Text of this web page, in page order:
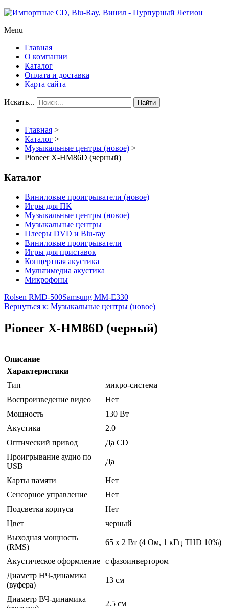
Menu
Главная
О компании
Каталог
Оплата и доставка
Карта сайта
Искать... Найти
Главная >
Каталог >
Музыкальные центры (новое) >
Pioneer X-HM86D (черный)
Каталог
Виниловые проигрыватели (новое)
Игры для ПК
Музыкальные центры (новое)
Музыкальные центры
Плееры DVD и Blu-ray
Виниловые проигрыватели
Игры для приставок
Концертная акустика
Мультимедиа акустика
Микрофоны
Rolsen RMD-500Samsung MM-E330
Вернуться к: Музыкальные центры (новое)
Pioneer X-HM86D (черный)
Описание
Характеристики
Тип
микро-система
Воспроизведение видео
Нет
Мощность
130 Вт
Акустика
2.0
Оптический привод
Да CD
Проигрывание аудио по
USB
Да
Карты памяти
Нет
Сенсорное управление
Нет
Подсветка корпуса
Нет
Цвет
черный
Выходная мощность
(RMS)
65 x 2 Вт (4 Ом, 1 кГц THD 10%)
Акустическое оформление с фазоинвертором
Диаметр НЧ-динамика
(вуфера)
13 см
Диаметр ВЧ-динамика
2.5 см